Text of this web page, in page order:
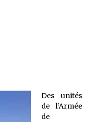
Des unités
de l’Armée
de